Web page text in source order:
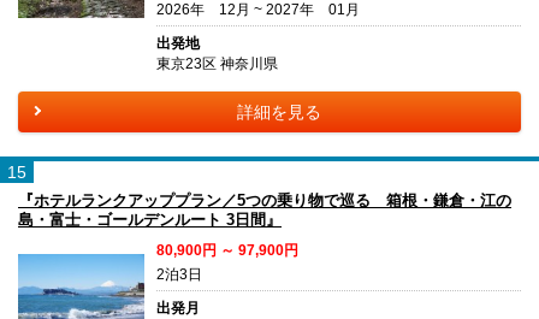
2026年 12月 ~ 2027年 01月
出発地
東京23区 神奈川県
詳細を見る
15
『ホテルランクアッププラン／5つの乗り物で巡る 箱根・鎌倉・江の
島・富士・ゴールデンルート 3日間』
80,900円 ～ 97,900円
2泊3日
出発月